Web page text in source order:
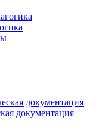
документация